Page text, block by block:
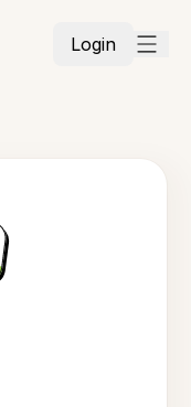
Login